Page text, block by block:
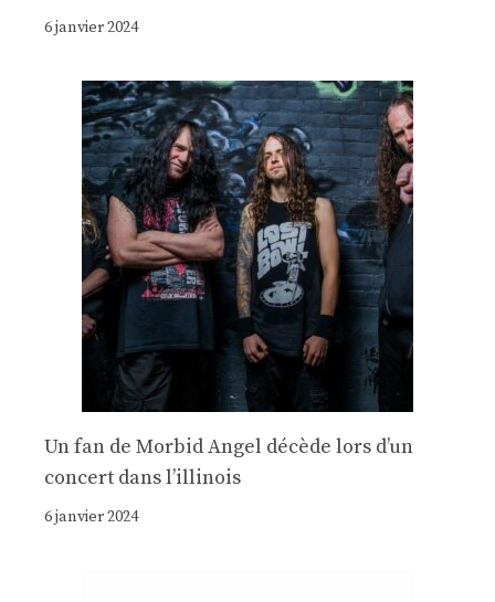
6 janvier 2024
Un fan de Morbid Angel décède lors d’un
concert dans l’illinois
6 janvier 2024